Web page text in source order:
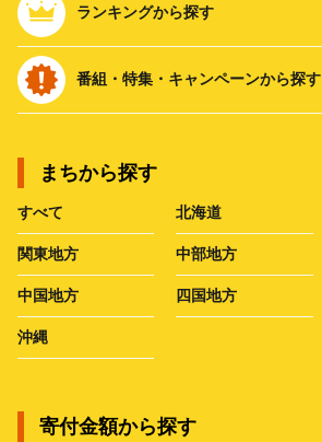
ランキングから探す
番組・特集・キャンペーンから探す
まちから探す
すべて 北海道
関東地方 中部地方
中国地方 四国地方
沖縄
寄付金額から探す